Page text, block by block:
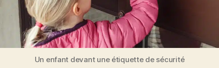
Un enfant devant une étiquette de sécurité